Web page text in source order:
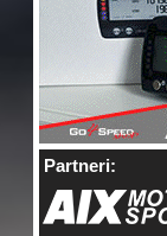
Partneri: